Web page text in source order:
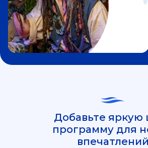
Добавьте яркую
программу для
впечатлений